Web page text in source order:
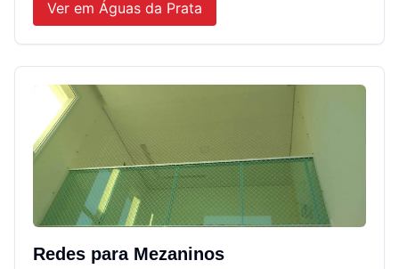
Ver em Águas da Prata
Redes para Mezaninos